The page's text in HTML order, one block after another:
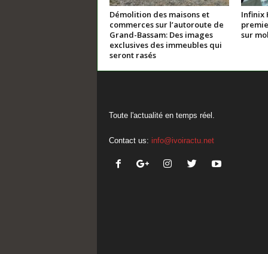
Démolition des maisons et
commerces sur l’autoroute de
Grand-Bassam: Des images
exclusives des immeubles qui
seront rasés
Infinix
sur
Toute l'actualité en temps réel.
Contact us: info@ivoiractu.net